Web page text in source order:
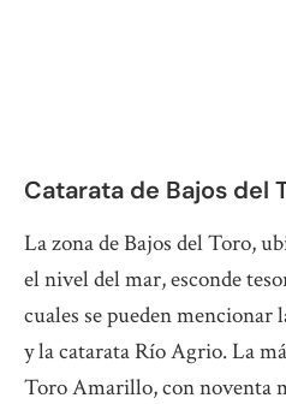
Catarata de Bajos del
La zona de Bajos del Toro,
el nivel del mar, esconde
cuales se pueden
y la catarata Río Agrio. La
Toro Amarillo, con noventa